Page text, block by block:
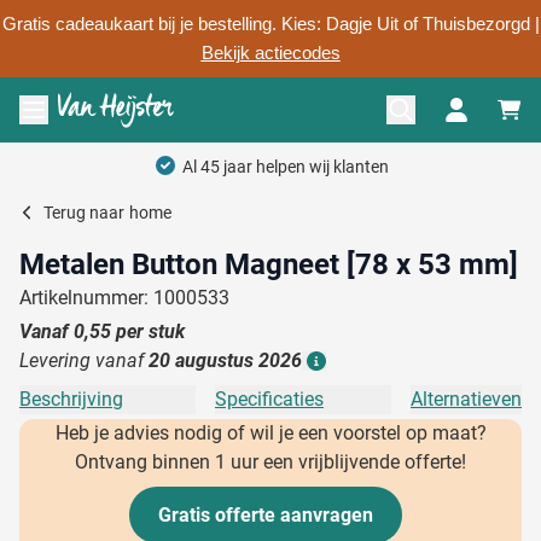
Gratis cadeaukaart bij je bestelling. Kies: Dagje Uit of Thuisbezorgd |
Bekijk actiecodes
Ga naar de inhoud
Menu openen
Al 45 jaar helpen wij klanten
Terug naar home
Metalen Button Magneet [78 x 53 mm]
Artikelnummer: 1000533
Vanaf0,55 per stuk
Levering vanaf20 augustus 2026
Beschrijving Specificaties
Alternatieven
Heb je advies nodig of wil je een voorstel op maat?
Ontvang binnen 1 uur een vrijblijvende offerte!
Gratis offerte aanvragen